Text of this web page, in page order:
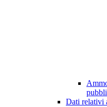
Dati relativi